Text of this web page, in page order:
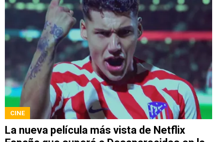
CINE
La nueva película más vista de Netflix